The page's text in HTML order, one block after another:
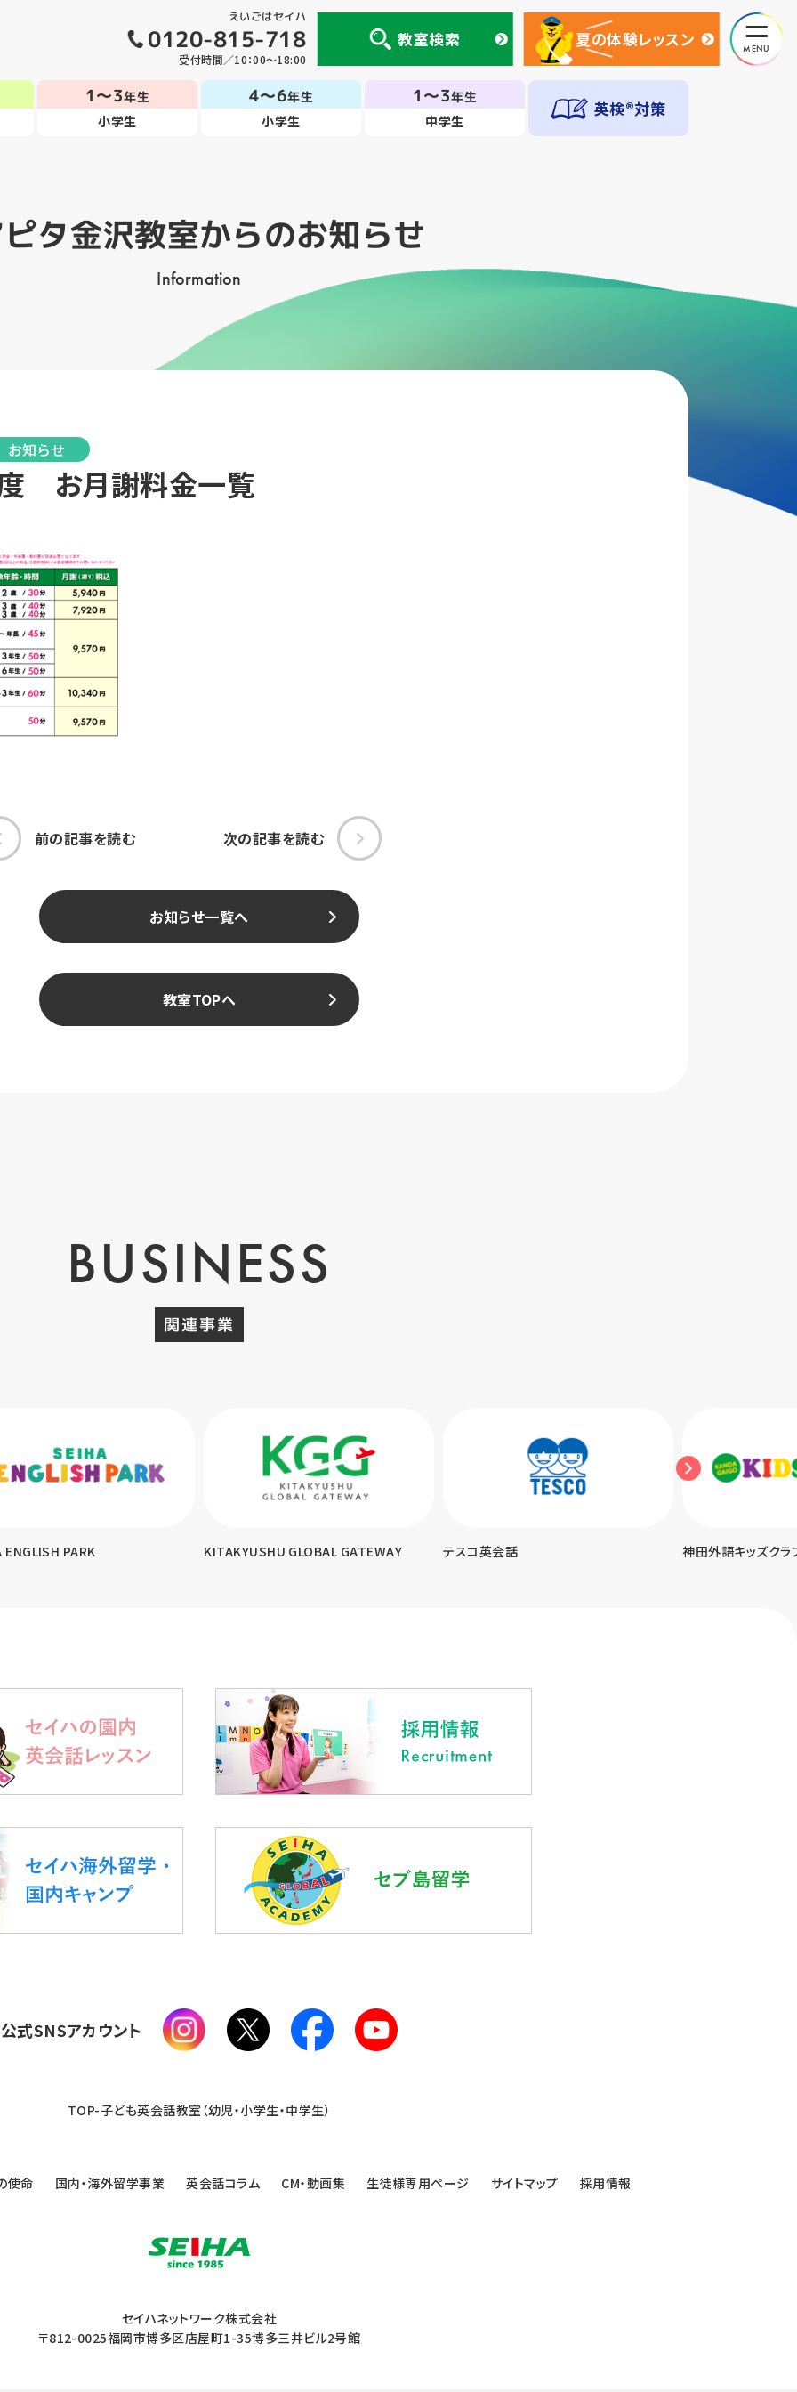
えいごはセイハ
0120-815-718
受付時間／10：00～18:00
教室検索
夏の体験レッスン
夏の体験レッスン
1～3年生
小学生
4～6年生
小学生
1～3年生
中学生
英検®対策
タ金沢教室からのお知らせ
Information
お知らせ
お月謝料金一覧
前の記事を読む 次の記事を読む
お知らせ一覧へ
教室TOPへ
BUSINESS
関連事業
GLOBAL GATEWAY テスコ英会話 神田外語キッズクラブ UPトーク
公式SNSアカウント
TOP-子ども英会話教室（幼児・小学生・中学生）
使命 国内・海外留学事業 英会話コラム CM・動画集 生徒様専用ページ サイトマップ 採用情報
セイハネットワーク株式会社
〒812-0025福岡市博多区店屋町1-35博多三井ビル2号館